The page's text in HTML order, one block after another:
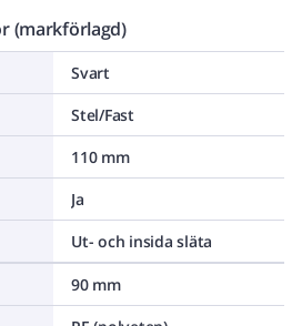
(markförlagd)
Svart
Stel/Fast
110 mm
Ja
Ut- och insida släta
90 mm